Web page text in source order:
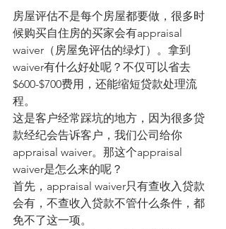
房屋评估不是每个房屋都要做，很多时
候购买自住房的买家会有appraisal
waiver（房屋免评估的绿灯）。拿到
waiver有什么好处呢？不仅可以省去
$600-$700费用，还能缩短贷款处理流
程。
这是客户经常踩坑的地方，因为很多贷
款经纪会告诉客户，我们公司给你
appraisal waiver。那这个appraisal
waiver是怎么来的呢？
首先，appraisal waiver只有查收入贷款
会有，不查收入贷款不管什么条件，都
免不了这一项。